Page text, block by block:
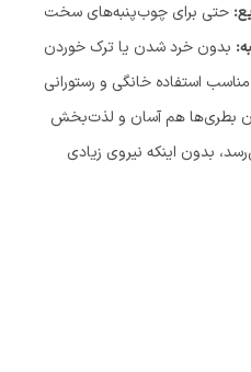
حتی برای چوب‌پنبه‌های سخت
بدون خرد شدن یا ترک خوردن
مناسب استفاده خانگی و رستورانی
بطری‌ها هم آسان و لذت‌بخش
بدون اینکه نیروی زیادی